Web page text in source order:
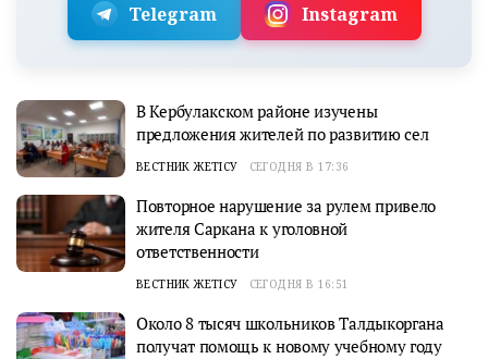
Telegram Instagram
В Кербулакском районе изучены
предложения жителей по развитию сел
ВЕСТНИК ЖЕТІСУ СЕГОДНЯ В 17:36
Повторное нарушение за рулем привело
жителя Саркана к уголовной
ответственности
ВЕСТНИК ЖЕТІСУ СЕГОДНЯ В 16:51
Около 8 тысяч школьников Талдыкоргана
получат помощь к новому учебному году